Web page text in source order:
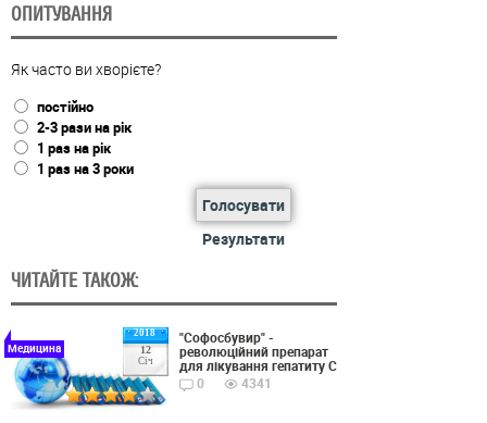
ОПИТУВАННЯ
Як часто ви хворієте?
постійно
2-3 рази на рік
1 раз на рік
1 раз на 3 роки
Голосувати
Результати
ЧИТАЙТЕ ТАКОЖ:
2018
12
Січ
Медицина
"Софосбувир" -
революційний препарат
для лікування гепатиту С
0
4341